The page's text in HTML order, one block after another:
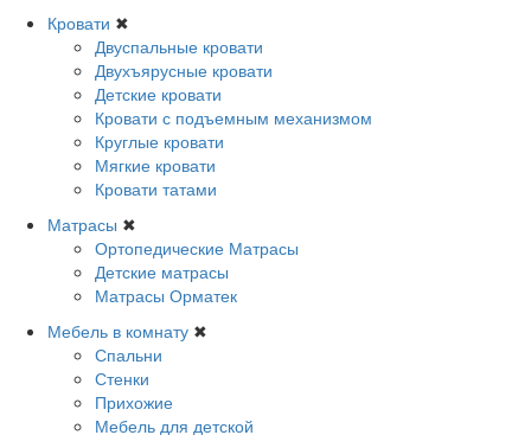
Кровати ✖
Двуспальные кровати
Двухъярусные кровати
Детские кровати
Кровати с подъемным механизмом
Круглые кровати
Мягкие кровати
Кровати татами
Матрасы ✖
Ортопедические Матрасы
Детские матрасы
Матрасы Орматек
Мебель в комнату ✖
Спальни
Стенки
Прихожие
Мебель для детской